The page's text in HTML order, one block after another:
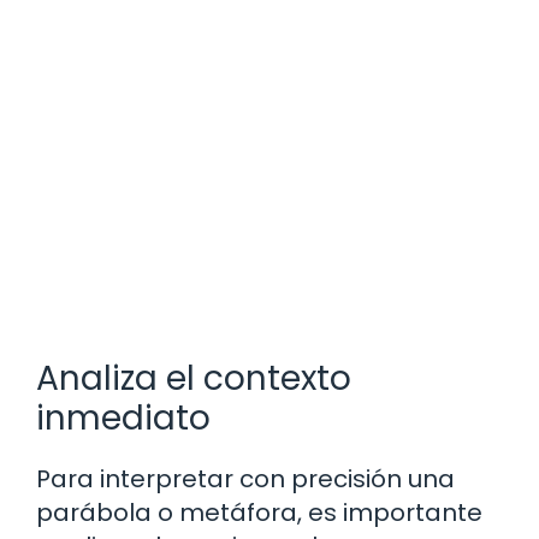
Analiza el contexto
inmediato
Para interpretar con precisión una
parábola o metáfora, es importante